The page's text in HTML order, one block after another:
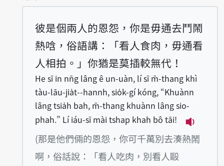
彼是𪜶兩人的恩怨，你是毋通去鬥鬧
熱唅，俗語講：「看人食肉，毋通看
人相拍。」你猶是莫插較無代！
He sī in nn̄g lâng ê un-uàn, lí sī m̄-thang khì
tàu-lāu-jia̍t--hannh, sio̍k-gí kóng, “Khuànn
lâng tsia̍h bah, m̄-thang khuànn lâng sio-
phah.” Lí iáu-sī mài tshap khah bô tāi!
播放
(那是他們倆的恩怨，你可千萬別去湊熱鬧
啊，俗話說：「看人吃肉，別看人毆